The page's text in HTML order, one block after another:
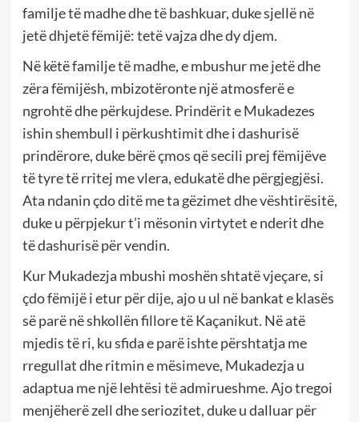
familje të madhe dhe të bashkuar, duke sjellë në
jetë dhjetë fëmijë: tetë vajza dhe dy djem.
Në këtë familje të madhe, e mbushur me jetë dhe
zëra fëmijësh, mbizotëronte një atmosferë e
ngrohtë dhe përkujdese. Prindërit e Mukadezes
ishin shembull i përkushtimit dhe i dashurisë
prindërore, duke bërë çmos që secili prej fëmijëve
të tyre të rritej me vlera, edukatë dhe përgjegjësi.
Ata ndanin çdo ditë me ta gëzimet dhe vështirësitë,
duke u përpjekur t’i mësonin virtytet e nderit dhe
të dashurisë për vendin.
Kur Mukadezja mbushi moshën shtatë vjeçare, si
çdo fëmijë i etur për dije, ajo u ul në bankat e klasës
së parë në shkollën fillore të Kaçanikut. Në atë
mjedis të ri, ku sfida e parë ishte përshtatja me
rregullat dhe ritmin e mësimeve, Mukadezja u
adaptua me një lehtësi të admirueshme. Ajo tregoi
menjëherë zell dhe seriozitet, duke u dalluar për